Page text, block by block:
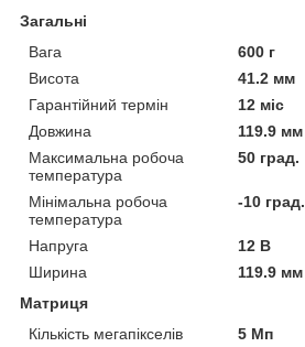
Загальні
Вага
600 г
Висота
41.2 мм
Гарантійний термін
12 міс
Довжина
119.9 мм
Максимальна робоча
температура
50 град.
Мінімальна робоча
температура
-10 град.
Напруга
12 В
Ширина
119.9 мм
Матриця
Кількість мегапікселів
5 Мп